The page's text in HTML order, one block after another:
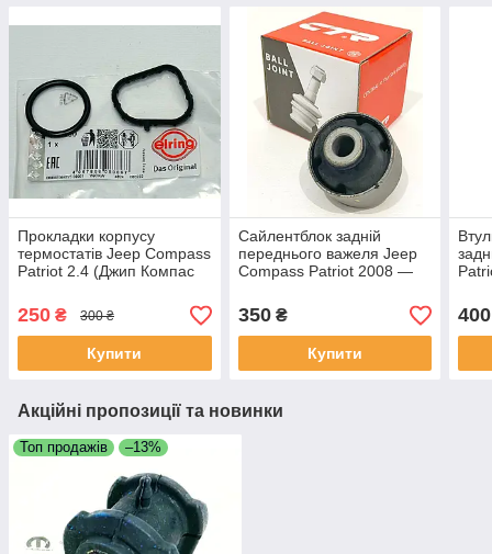
Прокладки корпусу
термостатів Jeep Compass
Patriot 2.4 (Джип Компас
4884873AA
250 ₴ 300 ₴
Купити
Сайлентблок задній
переднього важеля Jeep
Compass Patriot 2008 —
Патріот) CTR Корея
350₴
Купити
400
Акційні пропозиції та новинки
Топ продажів –13%